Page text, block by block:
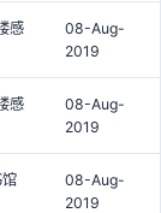
感
08-Aug-
2019
感
08-Aug-
2019
08-Aug-
2019